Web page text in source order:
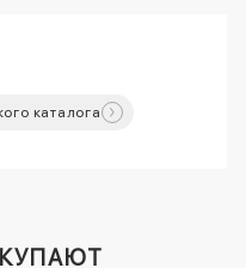
каталога